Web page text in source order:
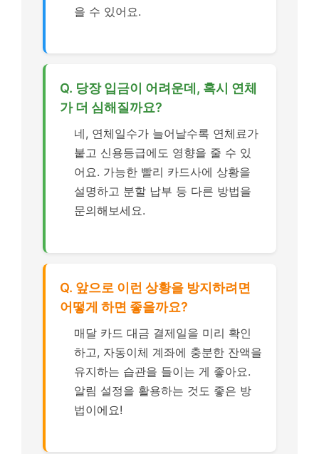
을 수 있어요.
Q. 당장 입금이 어려운데, 혹시 연체
가 더 심해질까요?
네, 연체일수가 늘어날수록 연체료가
붙고 신용등급에도 영향을 줄 수 있
어요. 가능한 빨리 카드사에 상황을
설명하고 분할 납부 등 다른 방법을
문의해보세요.
Q. 앞으로 이런 상황을 방지하려면
어떻게 하면 좋을까요?
매달 카드 대금 결제일을 미리 확인
하고, 자동이체 계좌에 충분한 잔액을
유지하는 습관을 들이는 게 좋아요.
알림 설정을 활용하는 것도 좋은 방
법이에요!